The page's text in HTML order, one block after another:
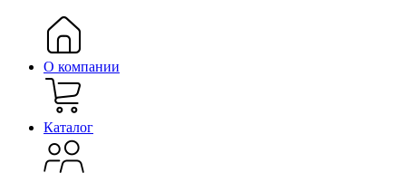
О компании
Каталог